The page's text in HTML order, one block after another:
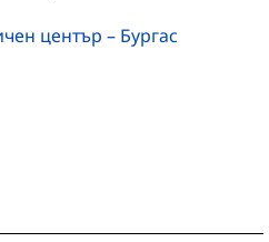
център – Бургас